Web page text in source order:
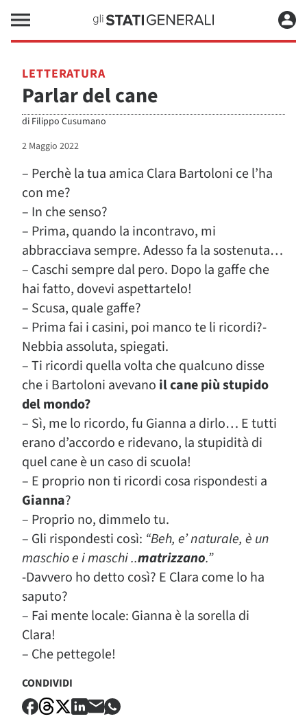
LETTERATURA
Parlar del cane
di Filippo Cusumano
2 Maggio 2022
– Perchè la tua amica Clara Bartoloni ce l’ha
con me?
– In che senso?
– Prima, quando la incontravo, mi
abbracciava sempre. Adesso fa la sostenuta…
– Caschi sempre dal pero. Dopo la gaffe che
hai fatto, dovevi aspettartelo!
– Scusa, quale gaffe?
– Prima fai i casini, poi manco te li ricordi?-
Nebbia assoluta, spiegati.
– Ti ricordi quella volta che qualcuno disse
che i Bartoloni avevano il cane più stupido
del mondo?
– Sì, me lo ricordo, fu Gianna a dirlo… E tutti
erano d’accordo e ridevano, la stupidità di
quel cane è un caso di scuola!
– E proprio non ti ricordi cosa rispondesti a
Gianna?
– Proprio no, dimmelo tu.
– Gli rispondesti così: “Beh, e’ naturale, è un
maschio e i maschi ..matrizzano.”
-Davvero ho detto così? E Clara come lo ha
saputo?
– Fai mente locale: Gianna è la sorella di
Clara!
– Che pettegole!
CONDIVIDI